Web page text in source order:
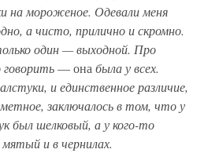
на мороженое. Одевали меня
а чисто, прилично и скромно.
один — выходной. Про
— онабыла у всех.
и единственное различие,
заключалось в том, что у
был шелковый, а у кого-то
и в чернилах.